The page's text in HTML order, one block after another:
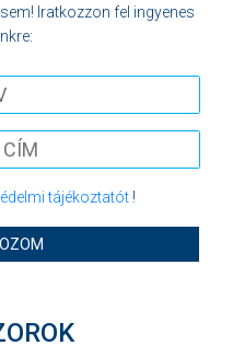
Iratkozzon fel ingyenes
tájékoztatót!